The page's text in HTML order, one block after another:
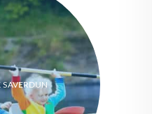
SAVERDUN